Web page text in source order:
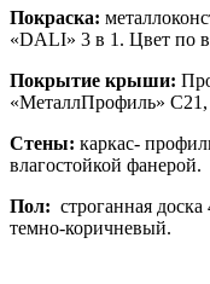
Покраска:
«DALI» 3 в 1. Цвет по
Покрытие крыши:
«МеталлПрофиль»
Стены: каркас-
влагостойкой фанерой.
Пол: строганная
темно-коричневый.